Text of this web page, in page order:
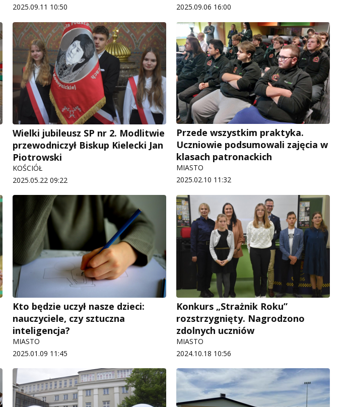
2025.09.11 10:50
2025.09.06 16:00
Wielki jubileusz SP nr 2. Modlitwie
przewodniczył Biskup Kielecki Jan
Piotrowski
KOŚCIÓŁ
2025.05.22 09:22
Przede wszystkim praktyka.
Uczniowie podsumowali zajęcia w
klasach patronackich
MIASTO
2025.02.10 11:32
Kto będzie uczył nasze dzieci:
nauczyciele, czy sztuczna
inteligencja?
MIASTO
2025.01.09 11:45
Konkurs „Strażnik Roku”
rozstrzygnięty. Nagrodzono
zdolnych uczniów
MIASTO
2024.10.18 10:56